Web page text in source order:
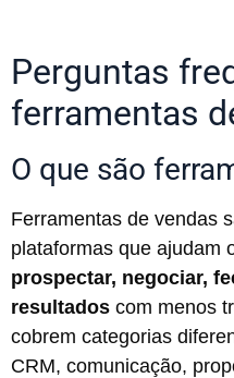
Perguntas
ferramentas
O que são
Ferramentas de vendas
plataformas que ajudam
prospectar, negociar,
resultados com menos
cobrem categorias
CRM, comunicação,